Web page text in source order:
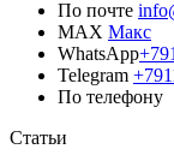
По почте
MAX Макс
WhatsApp
Telegram
По телефону
Статьи